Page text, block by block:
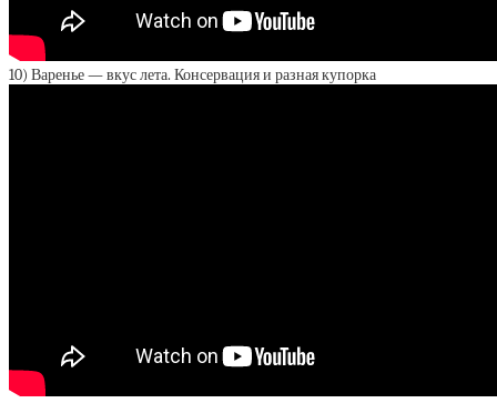
10) Варенье — вкус лета. Консервация и разная купорка